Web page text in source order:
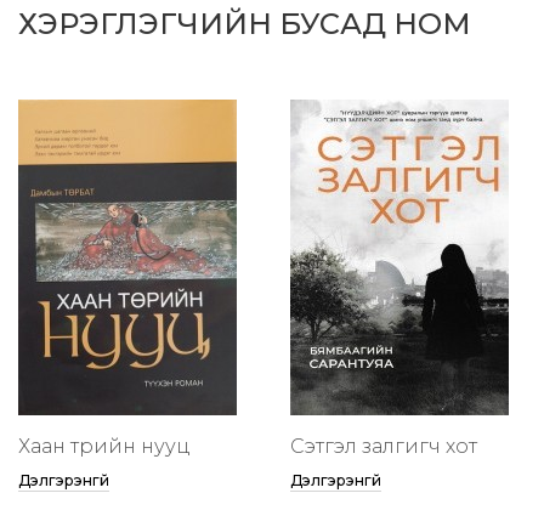
ХЭРЭГЛЭГЧИЙН БУСАД НОМ
Хаан төрийн нууц
Дэлгэрэнгүй
Сэтгэл залгигч хот
Дэлгэрэнгүй